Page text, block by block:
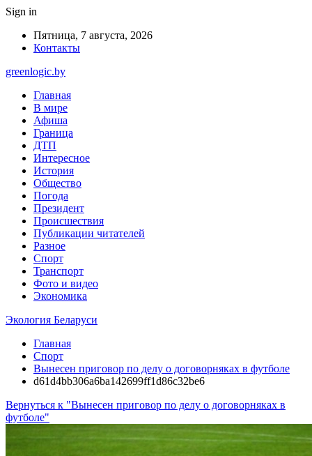
Sign in
Пятница, 7 августа, 2026
Контакты
greenlogic.by
Главная
В мире
Афиша
Граница
ДТП
Интересное
История
Общество
Погода
Президент
Происшествия
Публикации читателей
Разное
Спорт
Транспорт
Фото и видео
Экономика
Экология Беларуси
Главная
Спорт
Вынесен приговор по делу о договорняках в футболе
d61d4bb306a6ba142699ff1d86c32be6
Вернуться к "Вынесен приговор по делу о договорняках в
футболе"